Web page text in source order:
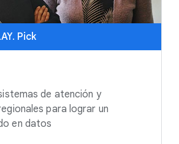
Pick
de atención y
para lograr un
en datos